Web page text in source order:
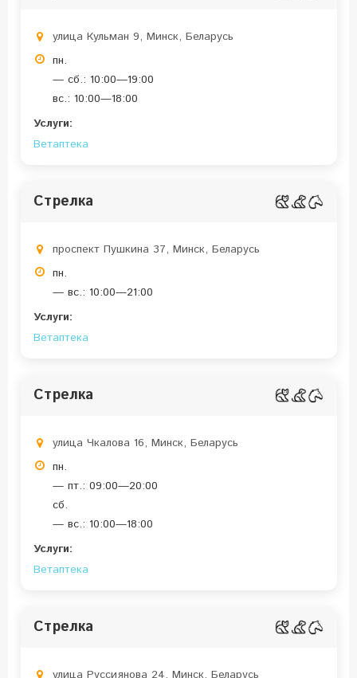
улица Кульман 9, Минск, Беларусь
пн.
— сб.: 10:00—19:00
вс.: 10:00—18:00
Услуги:
Ветаптека
Стрелка
проспект Пушкина 37, Минск, Беларусь
пн.
— вс.: 10:00—21:00
Услуги:
Ветаптека
Стрелка
улица Чкалова 16, Минск, Беларусь
пн.
— пт.: 09:00—20:00
сб.
— вс.: 10:00—18:00
Услуги:
Ветаптека
Стрелка